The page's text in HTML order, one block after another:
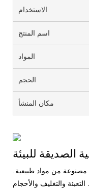
الاستخدام
اسم المنتج
المواد
الحجم
مكان المنشأ
مصنوعة من مواد طبيعية.
والتغليف والأحجام